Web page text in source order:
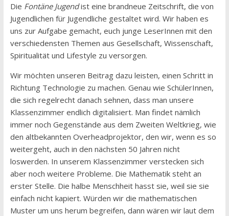
Die Fontäne Jugendist eine brandneue Zeitschrift, die von
Jugendlichen für Jugendliche gestaltet wird. Wir haben es
uns zur Aufgabe gemacht, euch junge LeserInnen mit den
verschiedensten Themen aus Gesellschaft, Wissenschaft,
Spiritualität und Lifestyle zu versorgen.
Wir möchten unseren Beitrag dazu leisten, einen Schritt in
Richtung Technologie zu machen. Genau wie SchülerInnen,
die sich regelrecht danach sehnen, dass man unsere
Klassenzimmer endlich digitalisiert. Man findet nämlich
immer noch Gegenstände aus dem Zweiten Weltkrieg, wie
den altbekannten Overheadprojektor, den wir, wenn es so
weitergeht, auch in den nächsten 50 Jahren nicht
loswerden. In unserem Klassenzimmer verstecken sich
aber noch weitere Probleme. Die Mathematik steht an
erster Stelle. Die halbe Menschheit hasst sie, weil sie sie
einfach nicht kapiert. Würden wir die mathematischen
Muster um uns herum begreifen, dann wären wir laut dem